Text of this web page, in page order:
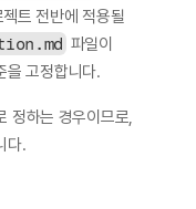
트 전반에 적용될
파일이
을 고정합니다.
정하는 경우이므로,
다.